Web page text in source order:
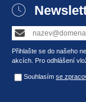
Přihlašte se do našeho
akcích. Pro odhlášení
Souhlasím se